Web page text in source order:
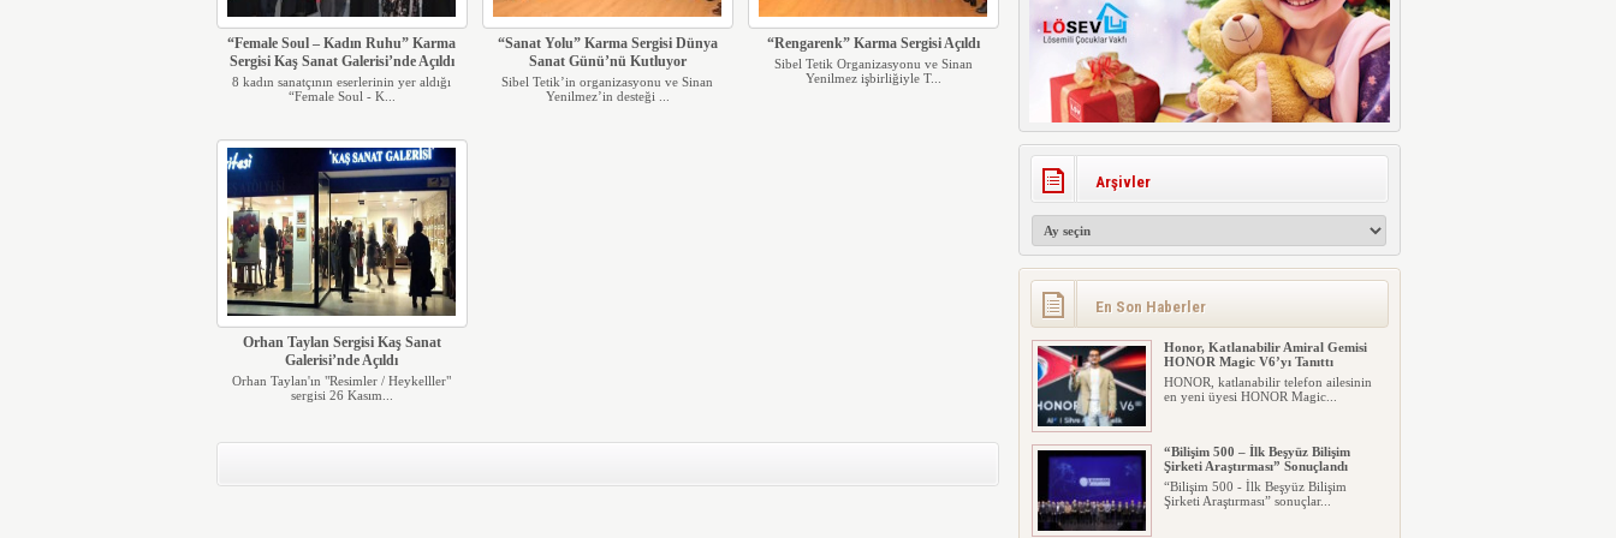
“Female Soul – Kadın Ruhu” Karma
Sergisi Kaş Sanat Galerisi’nde Açıldı
8 kadın sanatçının eserlerinin yer aldığı
“Female Soul - K...
“Sanat Yolu” Karma Sergisi Dünya
Sanat Günü’nü Kutluyor
Sibel Tetik’in organizasyonu ve Sinan
Yenilmez’in desteği ...
“Rengarenk” Karma Sergisi Açıldı
Sibel Tetik Organizasyonu ve Sinan
Yenilmez işbirliğiyle T...
Orhan Taylan Sergisi Kaş Sanat
Galerisi’nde Açıldı
Orhan Taylan'ın "Resimler / Heykelller"
sergisi 26 Kasım...
Arşivler
En Son Haberler
Honor, Katlanabilir Amiral Gemisi
HONOR Magic V6’yı Tanıttı
HONOR, katlanabilir telefon ailesinin
en yeni üyesi HONOR Magic...
“Bilişim 500 – İlk Beşyüz Bilişim
Şirketi Araştırması” Sonuçlandı
“Bilişim 500 - İlk Beşyüz Bilişim
Şirketi Araştırması” sonuçlar...